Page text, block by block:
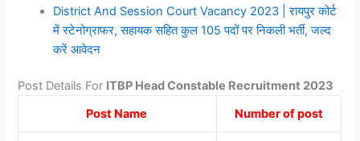
District And Session Court Vacancy 2023 | रायपुर कोर्ट
में स्टेनोग्राफर, सहायक सहित कुल 105 पदों पर निकली भर्ती, जल्द
करें आवेदन
Post Details For ITBP Head Constable Recruitment 2023
Post Name
Number of post